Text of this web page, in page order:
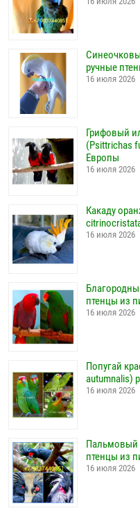
ручные
16 июля 2026
Грифовый
(Psittrichas
Европы
16 июля 2026
Какаду
16 июля 2026
птенцы из
16 июля 2026
Попугай
autumnalis)
16 июля 2026
Пальмовый
птенцы из
16 июля 2026